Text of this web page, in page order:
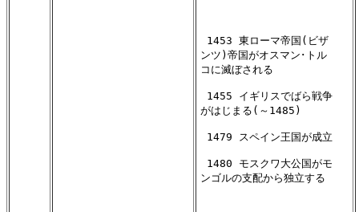
1453 東ローマ帝国(ビザ
ンツ)帝国がオスマン･トル
コに滅ぼされる
1455 イギリスでばら戦争
がはじまる(～1485)
1479 スペイン王国が成立
1480 モスクワ大公国がモ
ンゴルの支配から独立する